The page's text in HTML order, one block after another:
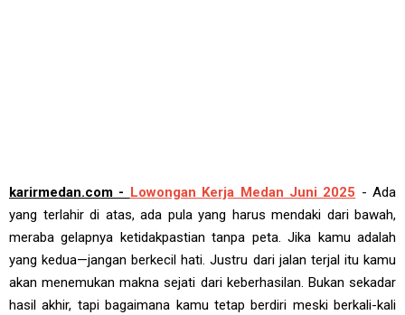
karirmedan.com - Lowongan Kerja Medan Juni 2025 - Ada
yang terlahir di atas, ada pula yang harus mendaki dari bawah,
meraba gelapnya ketidakpastian tanpa peta. Jika kamu adalah
yang kedua—jangan berkecil hati. Justru dari jalan terjal itu kamu
akan menemukan makna sejati dari keberhasilan. Bukan sekadar
hasil akhir, tapi bagaimana kamu tetap berdiri meski berkali-kali